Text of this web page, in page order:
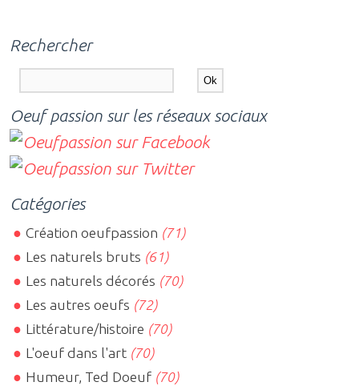
Rechercher
Oeuf passion sur les réseaux sociaux
Catégories
Création oeufpassion (71)
Les naturels bruts (61)
Les naturels décorés (70)
Les autres oeufs (72)
Littérature/histoire (70)
L'oeuf dans l'art (70)
Humeur, Ted Doeuf (70)